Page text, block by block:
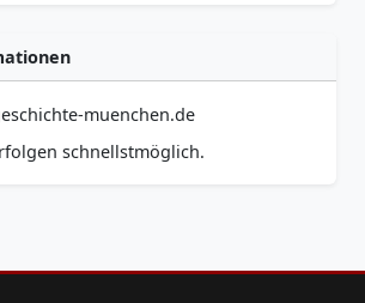
muenchen.de
schnellstmöglich.